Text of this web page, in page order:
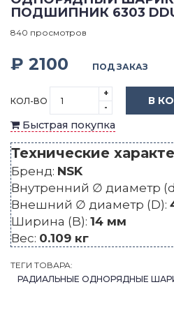
ПОДШИПНИК 6303
840 просмотров
₽ 2100 ПОД ЗАКАЗ
КОЛ-ВО
+
-
В
Быстрая покупка
Технические
Бренд: NSK
Внутренний ∅ диаметр
Внешний ∅ диаметр (D):
Ширина (B): 14 мм
Вес: 0.109 кг
ТЕГИ ТОВАРА:
РАДИАЛЬНЫЕ ОДНОРЯДНЫЕ